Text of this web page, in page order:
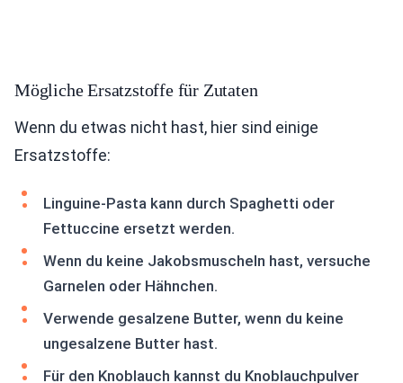
Mögliche Ersatzstoffe für Zutaten
Wenn du etwas nicht hast, hier sind einige
Ersatzstoffe:
Linguine-Pasta kann durch Spaghetti oder
Fettuccine ersetzt werden.
Wenn du keine Jakobsmuscheln hast, versuche
Garnelen oder Hähnchen.
Verwende gesalzene Butter, wenn du keine
ungesalzene Butter hast.
Für den Knoblauch kannst du Knoblauchpulver